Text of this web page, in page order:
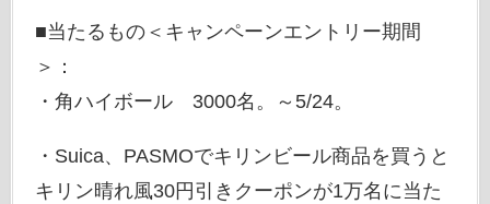
■当たるもの＜キャンペーンエントリー期間
＞：
・角ハイボール 3000名。～5/24。
・Suica、PASMOでキリンビール商品を買うと
キリン晴れ風30円引きクーポンが1万名に当た